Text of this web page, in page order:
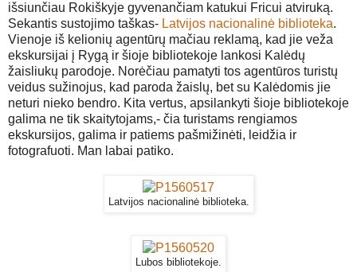
išsiunčiau Rokiškyje gyvenančiam katukui Fricui atviruką.
Sekantis sustojimo taškas- Latvijos nacionalinė biblioteka.
Vienoje iš kelionių agentūrų mačiau reklamą, kad jie veža
ekskursijai į Rygą ir šioje bibliotekoje lankosi Kalėdų
žaisliukų parodoje. Norėčiau pamatyti tos agentūros turistų
veidus sužinojus, kad paroda žaislų, bet su Kalėdomis jie
neturi nieko bendro. Kita vertus, apsilankyti šioje bibliotekoje
galima ne tik skaitytojams,- čia turistams rengiamos
ekskursijos, galima ir patiems pašmižinėti, leidžia ir
fotografuoti. Man labai patiko.
Latvijos nacionalinė biblioteka.
Lubos bibliotekoje.